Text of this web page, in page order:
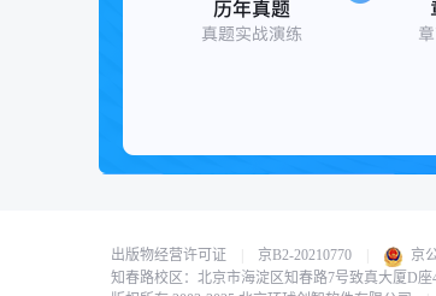
出版物经营许可证 京B2-20210770 京
知春路校区：北京市海淀区知春路7号致真大厦D座